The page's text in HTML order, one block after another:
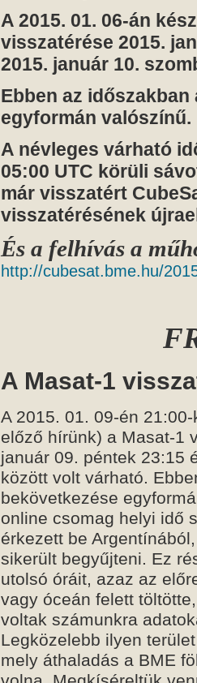
A 2015. 01. 06-án
visszatérése 2015.
2015. január 10.
Ebben az
egyformán valószínű.
A névleges várható
05:00 UTC körüli
már visszatért
visszatérésének
És a felhívás a
http://cubesat.bme.hu/
A Masat-1
A 2015. 01. 09-én
előző hírünk) a Masat-1
január 09. péntek 23:15
között volt várható.
bekövetkezése
online csomag helyi idő
érkezett be
sikerült begyűjteni. Ez
utolsó óráit, azaz az
vagy óceán felett
voltak számunkra
Legközelebb ilyen
mely áthaladás a BME